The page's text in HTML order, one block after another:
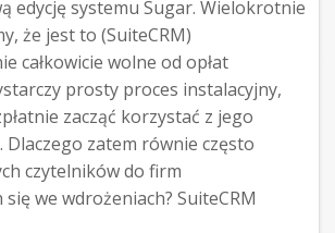
edycję systemu Sugar. Wielokrotnie
że jest to (SuiteCRM)
całkowicie wolne od opłat
prosty proces instalacyjny,
zacząć korzystać z jego
zatem równie często
czytelników do firm
we wdrożeniach? SuiteCRM